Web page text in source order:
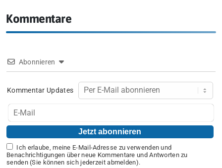
Kommentare
Abonnieren
Kommentar Updates
Ich erlaube, meine E-Mail-Adresse zu verwenden und
Benachrichtigungen über neue Kommentare und Antworten zu
senden (Sie können sich jederzeit abmelden).